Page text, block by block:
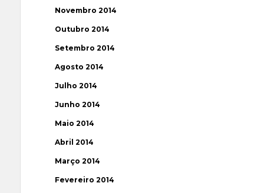
Novembro 2014
Outubro 2014
Setembro 2014
Agosto 2014
Julho 2014
Junho 2014
Maio 2014
Abril 2014
Março 2014
Fevereiro 2014